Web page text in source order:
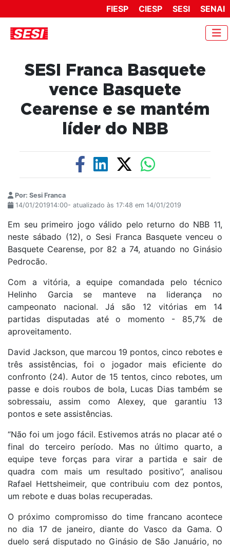
FIESP CIESP SESI SENAI
SESI Franca Basquete
vence Basquete
Cearense e se mantém
líder do NBB
Por: Sesi Franca
14/01/201914:00- atualizado às 17:48 em 14/01/2019
Em seu primeiro jogo válido pelo returno do NBB 11,
neste sábado (12), o Sesi Franca Basquete venceu o
Basquete Cearense, por 82 a 74, atuando no Ginásio
Pedrocão.
Com a vitória, a equipe comandada pelo técnico
Helinho Garcia se manteve na liderança no
campeonato nacional. Já são 12 vitórias em 14
partidas disputadas até o momento - 85,7% de
aproveitamento.
David Jackson, que marcou 19 pontos, cinco rebotes e
três assistências, foi o jogador mais eficiente do
confronto (24). Autor de 15 tentos, cinco rebotes, um
passe e dois roubos de bola, Lucas Dias também se
sobressaiu, assim como Alexey, que garantiu 13
pontos e sete assistências.
“Não foi um jogo fácil. Estivemos atrás no placar até o
final do terceiro período. Mas no último quarto, a
equipe teve forças para virar a partida e sair de
quadra com mais um resultado positivo”, analisou
Rafael Hettsheimeir, que contribuiu com dez pontos,
um rebote e duas bolas recuperadas.
O próximo compromisso do time francano acontece
no dia 17 de janeiro, diante do Vasco da Gama. O
duelo será disputado no Ginásio de São Januário, no